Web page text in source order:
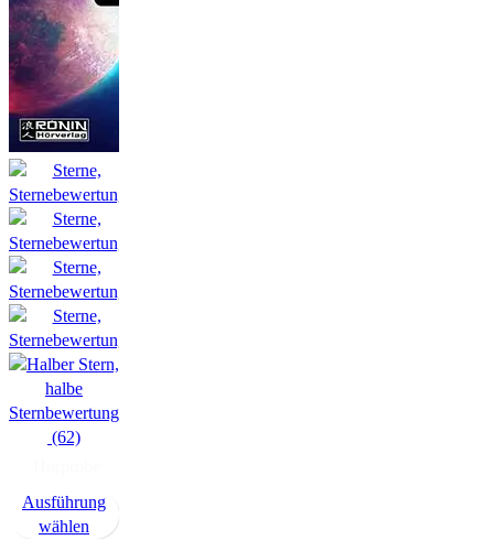
(62)
Ausführung
wählen